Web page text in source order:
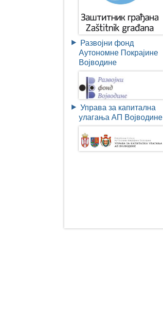
Развојни фонд
Аутономне Покрајине
Војводине
Управа за капитална
улагања АП Војводине